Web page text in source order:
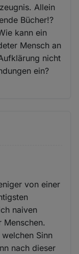
Allein
Bücher!?
kann ein
Mensch an
nicht
ein?
von einer
naiven
Menschen.
Sinn
nach dieser